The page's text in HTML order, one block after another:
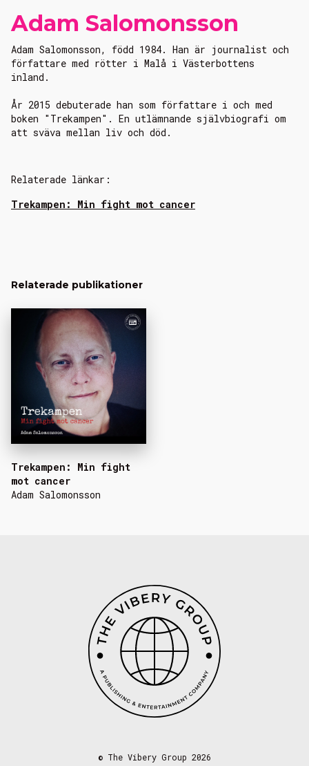
Adam Salomonsson
Adam Salomonsson, född 1984. Han är journalist och
författare med rötter i Malå i Västerbottens
inland.
År 2015 debuterade han som författare i och med
boken "Trekampen". En utlämnande självbiografi om
att sväva mellan liv och död.
Relaterade länkar:
Trekampen: Min fight mot cancer
Relaterade publikationer
Trekampen: Min fight
mot cancer
Adam Salomonsson
© The Vibery Group 2026